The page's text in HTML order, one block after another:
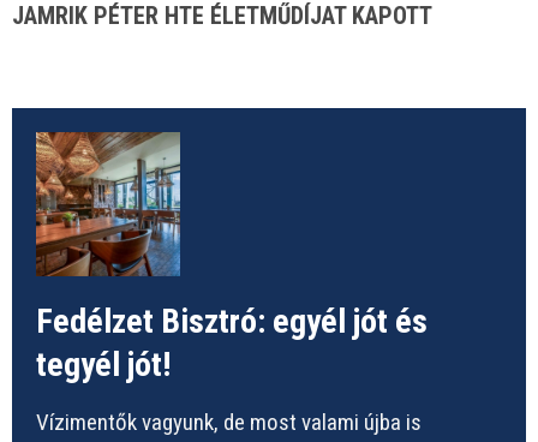
JAMRIK PÉTER HTE ÉLETMŰDÍJAT KAPOTT
Fedélzet Bisztró: egyél jót és
tegyél jót!
Vízimentők vagyunk, de most valami újba is